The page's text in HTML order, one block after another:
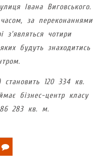
Івана Виговського.
за переконаннями
з’являться чотири
будуть знаходитись
становить 120 334 кв.
бізнес-центр класу
283 кв. м.